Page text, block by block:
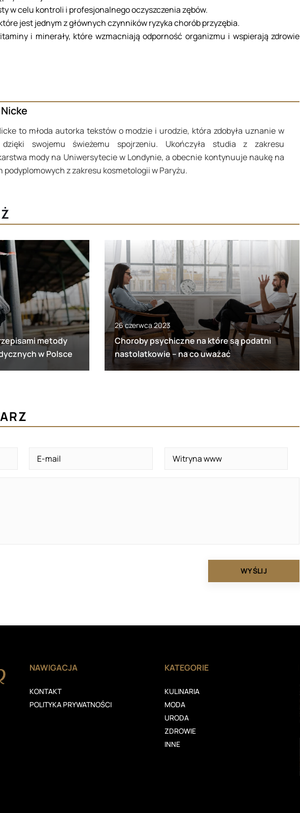
w celu kontroli i profesjonalnego oczyszczenia zębów.
jest jednym z głównych czynników ryzyka chorób przyzębia.
i minerały, które wzmacniają odporność organizmu i wspierają zdrowie
to młoda autorka tekstów o modzie i urodzie, która zdobyła uznanie w
swojemu świeżemu spojrzeniu. Ukończyła studia z zakresu
mody na Uniwersytecie w Londynie, a obecnie kontynuuje naukę na
podyplomowych z zakresu kosmetologii w Paryżu.
metody
w Polsce
26 czerwca 2023
Choroby psychiczne na które są podatni
nastolatkowie – na co uważać
NAWIGACJA
KONTAKT
POLITYKA PRYWATNOŚCI
KATEGORIE
KULINARIA
MODA
URODA
ZDROWIE
INNE